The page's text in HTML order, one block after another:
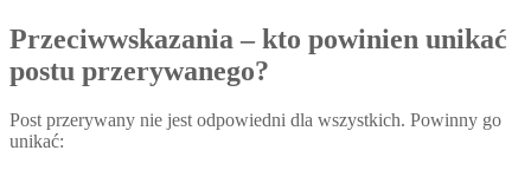
Przeciwwskazania – kto powinien unikać
postu przerywanego?
Post przerywany nie jest odpowiedni dla wszystkich. Powinny go
unikać: